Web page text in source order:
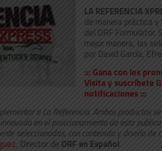
LA REFERENCIA
de manera práctica
del DRF Formulator.
mejor manera, las
por David García,
::: Gana con los
Visita y suscríbete
notificaciones :::
a La Referencia. Ambos productos
en el posicionamiento de esta
seleccionadas, con contenido y diseño
, Director de DRF en Español.